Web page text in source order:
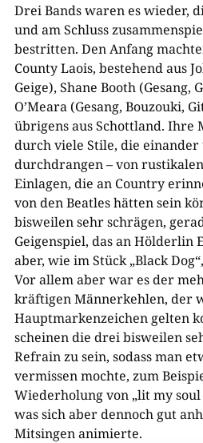
Drei Bands waren es wieder,
und am Schluss
bestritten. Den Anfang
County Laois, bestehend aus
Geige), Shane Booth (Gesang,
O’Meara (Gesang, Bouzouki,
übrigens aus Schottland. Ihre
durch viele Stile, die einander
durchdrangen – von
Einlagen, die an Country
von den Beatles hätten sein
bisweilen sehr schrägen,
Geigenspiel, das an Hölderlin
aber, wie im Stück „Black
Vor allem aber war es der
kräftigen Männerkehlen, der
Hauptmarkenzeichen gelten
scheinen die drei bisweilen
Refrain zu sein, sodass man
vermissen mochte, zum
Wiederholung von „lit my
was sich aber dennoch gut
Mitsingen animierte.